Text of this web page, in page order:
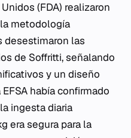
(FDA) realizaron
metodología
desestimaron las
de Soffritti, señalando
y un diseño
había confirmado
ingesta diaria
era segura para la